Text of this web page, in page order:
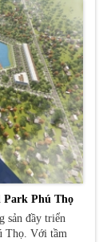
Park Phú Thọ
sản đầy triển
Thọ. Với tầm